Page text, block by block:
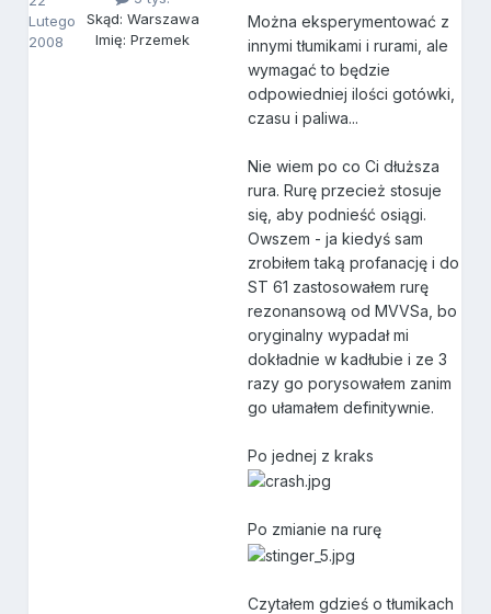
Lutego
2008
Skąd: Warszawa
Imię: Przemek
Można eksperymentować z
innymi tłumikami i rurami, ale
wymagać to będzie
odpowiedniej ilości gotówki,
czasu i paliwa...
Nie wiem po co Ci dłuższa
rura. Rurę przecież stosuje
się, aby podnieść osiągi.
Owszem - ja kiedyś sam
zrobiłem taką profanację i do
ST 61 zastosowałem rurę
rezonansową od MVVSa, bo
oryginalny wypadał mi
dokładnie w kadłubie i ze 3
razy go porysowałem zanim
go ułamałem definitywnie.
Po jednej z kraks
Po zmianie na rurę
Czytałem gdzieś o tłumikach